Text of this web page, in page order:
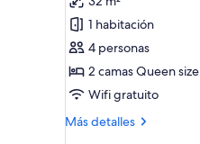
de
Suite
estudio
junior
1 habitación
4 personas
2 camas Queen size
Wifi gratuito
Más detalles
Más